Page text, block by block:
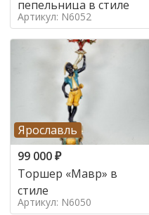
пепельница в стиле
Артикул: N6052
Ярославль
99 000₽
Торшер «Мавр» в
стиле
Артикул: N6050